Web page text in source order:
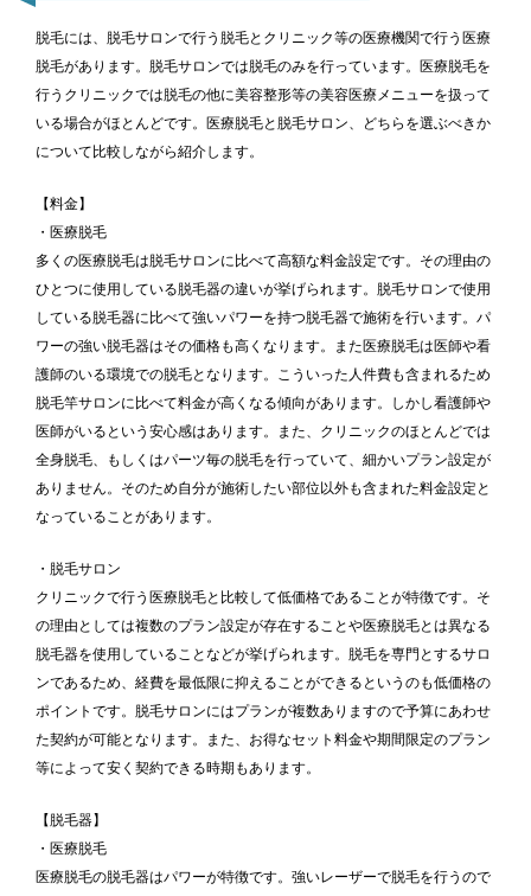
脱毛には、脱毛サロンで行う脱毛とクリニック等の医療機関で行う医療
脱毛があります。脱毛サロンでは脱毛のみを行っています。医療脱毛を
行うクリニックでは脱毛の他に美容整形等の美容医療メニューを扱って
いる場合がほとんどです。医療脱毛と脱毛サロン、どちらを選ぶべきか
について比較しながら紹介します。
【料金】
・医療脱毛
多くの医療脱毛は脱毛サロンに比べて高額な料金設定です。その理由の
ひとつに使用している脱毛器の違いが挙げられます。脱毛サロンで使用
している脱毛器に比べて強いパワーを持つ脱毛器で施術を行います。パ
ワーの強い脱毛器はその価格も高くなります。また医療脱毛は医師や看
護師のいる環境での脱毛となります。こういった人件費も含まれるため
脱毛竿サロンに比べて料金が高くなる傾向があります。しかし看護師や
医師がいるという安心感はあります。また、クリニックのほとんどでは
全身脱毛、もしくはパーツ毎の脱毛を行っていて、細かいプラン設定が
ありません。そのため自分が施術したい部位以外も含まれた料金設定と
なっていることがあります。
・脱毛サロン
クリニックで行う医療脱毛と比較して低価格であることが特徴です。そ
の理由としては複数のプラン設定が存在することや医療脱毛とは異なる
脱毛器を使用していることなどが挙げられます。脱毛を専門とするサロ
ンであるため、経費を最低限に抑えることができるというのも低価格の
ポイントです。脱毛サロンにはプランが複数ありますので予算にあわせ
た契約が可能となります。また、お得なセット料金や期間限定のプラン
等によって安く契約できる時期もあります。
【脱毛器】
・医療脱毛
医療脱毛の脱毛器はパワーが特徴です。強いレーザーで脱毛を行うので